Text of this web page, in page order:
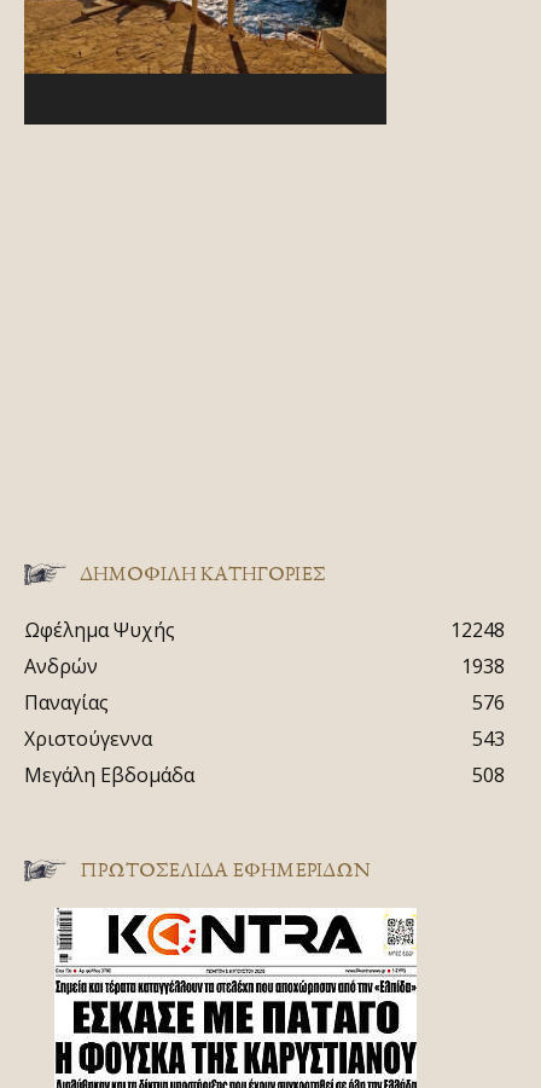
ΔΗΜΟΦΙΛΗ ΚΑΤΗΓΟΡΙΕΣ
Ωφέλημα Ψυχής
12248
Ανδρών
1938
Παναγίας
576
Χριστούγεννα
543
Μεγάλη Εβδομάδα
508
ΠΡΩΤΟΣΈΛΙΔΑ ΕΦΗΜΕΡΊΔΩΝ